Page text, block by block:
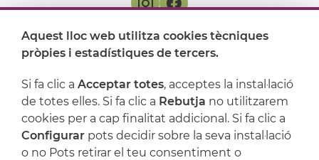
On ens trobem
Suport
Aquest lloc web utilitza cookies tècniques
pròpies i estadístiques de tercers.
Si fa clic a Acceptar totes, acceptes la instal·lació
de totes elles. Si fa clic a Rebutja no utilitzarem
cookies per a cap finalitat addicional. Si fa clic a
Configurar pots decidir sobre la seva instal·lació
o no Pots retirar el teu consentiment o